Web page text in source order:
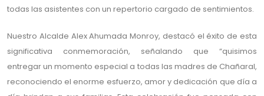
todas las asistentes con un repertorio cargado de sentimientos.
Nuestro Alcalde Alex Ahumada Monroy, destacó el éxito de esta
significativa conmemoración, señalando que “quisimos
entregar un momento especial a todas las madres de Chañaral,
reconociendo el enorme esfuerzo, amor y dedicación que día a